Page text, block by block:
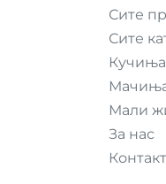
Сите
Сите
Кучиња
Мали
За нас
Контакт